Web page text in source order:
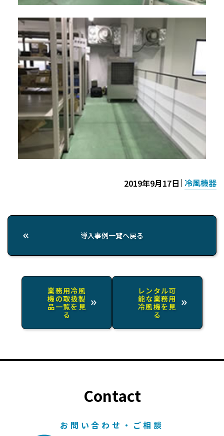
2019年9月17日 冷風機器
導入事例一覧へ戻る
業務用冷風
機の取扱製
品一覧を見
る
レンタル可
能な業務用
冷風機を見
る
Contact
お問い合わせ・ご相談